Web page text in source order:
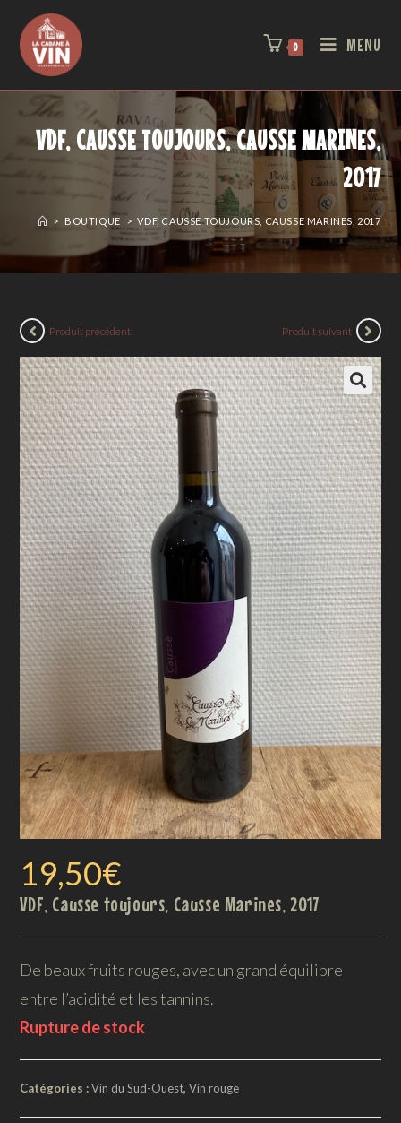
0 MENU
VDF, CAUSSE TOUJOURS, CAUSSE MARINES,
2017
> BOUTIQUE > VDF, CAUSSE TOUJOURS, CAUSSE MARINES, 2017
Produit précédent Produit suivant
19,50€
VDF, Causse toujours, Causse Marines, 2017
De beaux fruits rouges, avec un grand équilibre
entre l’acidité et les tannins.
Rupture de stock
Catégories :Vin du Sud-Ouest,Vin rouge